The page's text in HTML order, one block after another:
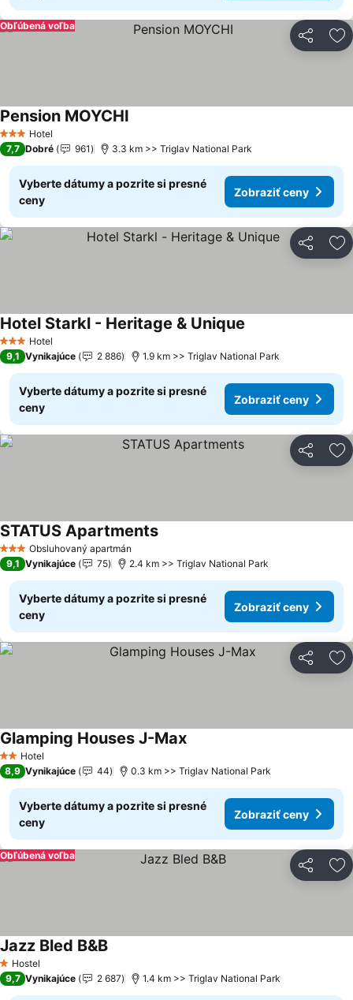
Zdieľať
Obľúbená voľba
3 Počet hviezdičiek
Hotel
Pension MOYCHI
7,7 Dobré 961 3.3 km >> Triglav National Park
Vyberte dátumy a pozrite si presné
ceny
Zobraziť ceny
Zdieľať
3 Počet hviezdičiek
Hotel
Hotel Starkl - Heritage & Unique
9,1 Vynikajúce 2 886 1.9 km >> Triglav National Park
Vyberte dátumy a pozrite si presné
ceny
Zobraziť ceny
Zdieľať
3 Počet hviezdičiek
Obsluhovaný apartmán
STATUS Apartments
9,1 Vynikajúce 75 2.4 km >> Triglav National Park
Vyberte dátumy a pozrite si presné
ceny
Zobraziť ceny
Zdieľať
2 Počet hviezdičiek
Hotel
Glamping Houses J-Max
8,9 Vynikajúce 44 0.3 km >> Triglav National Park
Vyberte dátumy a pozrite si presné
ceny
Zobraziť ceny
Zdieľať
Obľúbená voľba
1 Počet hviezdičiek
Hostel
Jazz Bled B&B
9,7 Vynikajúce 2 687 1.4 km >> Triglav National Park